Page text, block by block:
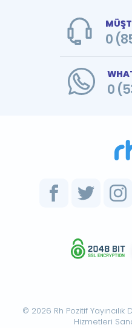
0
0
© 2026 Rh Pozitif
Hizmetleri